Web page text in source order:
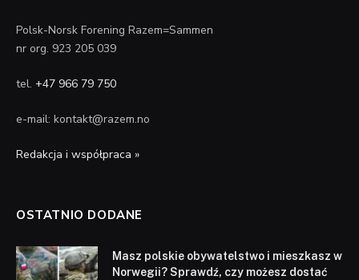
Polsk-Norsk Forening Razem=Sammen
nr org. 923 205 039
tel. +47 966 79 750
e-mail: kontakt@razem.no
Redakcja i współpraca »
OSTATNIO DODANE
Masz polskie obywatelstwo i mieszkasz w
Norwegii? Sprawdź, czy możesz dostać